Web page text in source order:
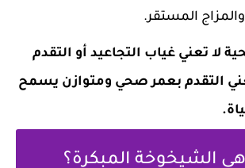
والمزاج المستقر.
لا تعني غياب التجاعيد أو التقدم
التقدم بعمر صحي ومتوازن يسمح
هي الشيخوخة المبكرة؟